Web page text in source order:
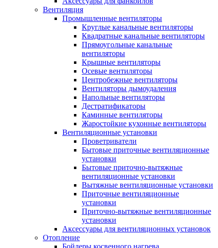
Вентиляция
Промышленные вентиляторы
Круглые канальные вентиляторы
Квадратные канальные вентиляторы
Прямоугольные канальные
вентиляторы
Крышные вентиляторы
Осевые вентиляторы
Центробежные вентиляторы
Вентиляторы дымоудаления
Напольные вентиляторы
Дестратификаторы
Каминные вентиляторы
Жаростойкие кухонные вентиляторы
Вентиляционные установки
Проветриватели
Бытовые приточные вентиляционные
установки
Бытовые приточно-вытяжные
вентиляционные установки
Вытяжные вентиляционные установки
Приточные вентиляционные
установки
Приточно-вытяжные вентиляционные
установки
Аксессуары для вентиляционных установок
Отопление